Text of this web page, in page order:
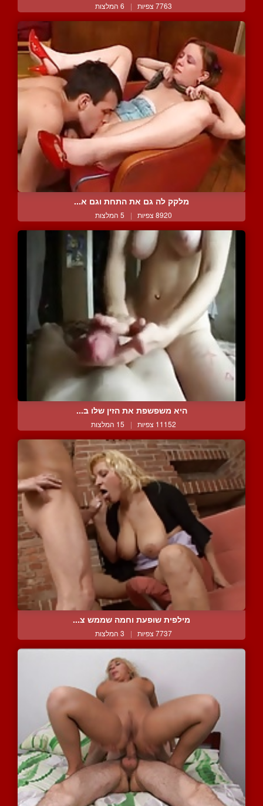
7763 צפיות | 6 המלצות
מלקק לה גם את התחת וגם א...
8920 צפיות | 5 המלצות
היא משפשפת את הזין שלו ב...
11152 צפיות | 15 המלצות
מילפית שופעת וחמה שממש צ...
7737 צפיות | 3 המלצות